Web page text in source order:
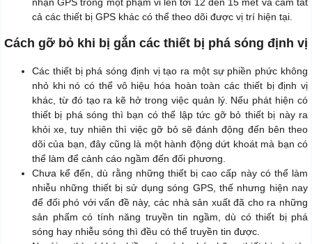
cả các thiết bị GPS khác có thể theo dõi được vị trí hiện tại.
Cách gỡ bỏ khi bị gắn các thiết bị phá sóng định vị
Các thiết bị phá sóng định vị tạo ra một sự phiền phức không
nhỏ khi nó có thể vô hiệu hóa hoàn toàn các thiết bị định vị
khác, từ đó tạo ra kẽ hở trong việc quản lý. Nếu phát hiện có
thiết bị phá sóng thì bạn có thể lập tức gỡ bỏ thiết bị này ra
khỏi xe, tuy nhiên thì việc gỡ bỏ sẽ đánh động đến bên theo
dõi của bạn, đây cũng là một hành động dứt khoát mà bạn có
thể làm để cảnh cáo ngầm đến đối phương.
Chưa kể đến, dù rằng những thiết bị cao cấp này có thể làm
nhiễu những thiết bị sử dụng sóng GPS, thế nhưng hiện nay
để đối phó với vấn đề này, các nhà sản xuất đã cho ra những
sản phẩm có tính năng truyền tin ngầm, dù có thiết bị phá
sóng hay nhiễu sóng thì đều có thể truyền tin được.